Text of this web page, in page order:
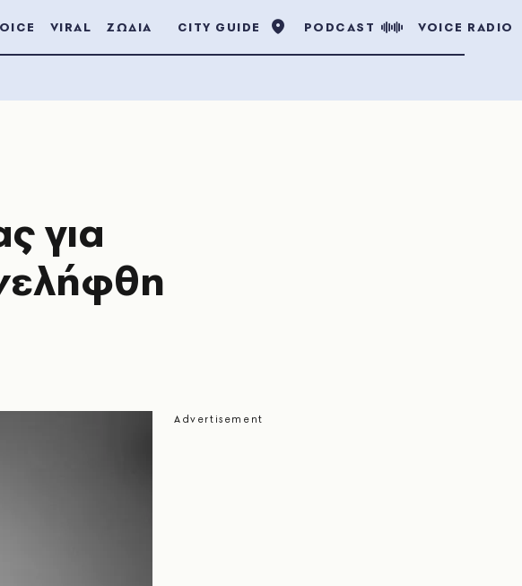
VIRAL ΖΩΔΙΑ CITY GUIDE PODCAST VOICE RADIO
για